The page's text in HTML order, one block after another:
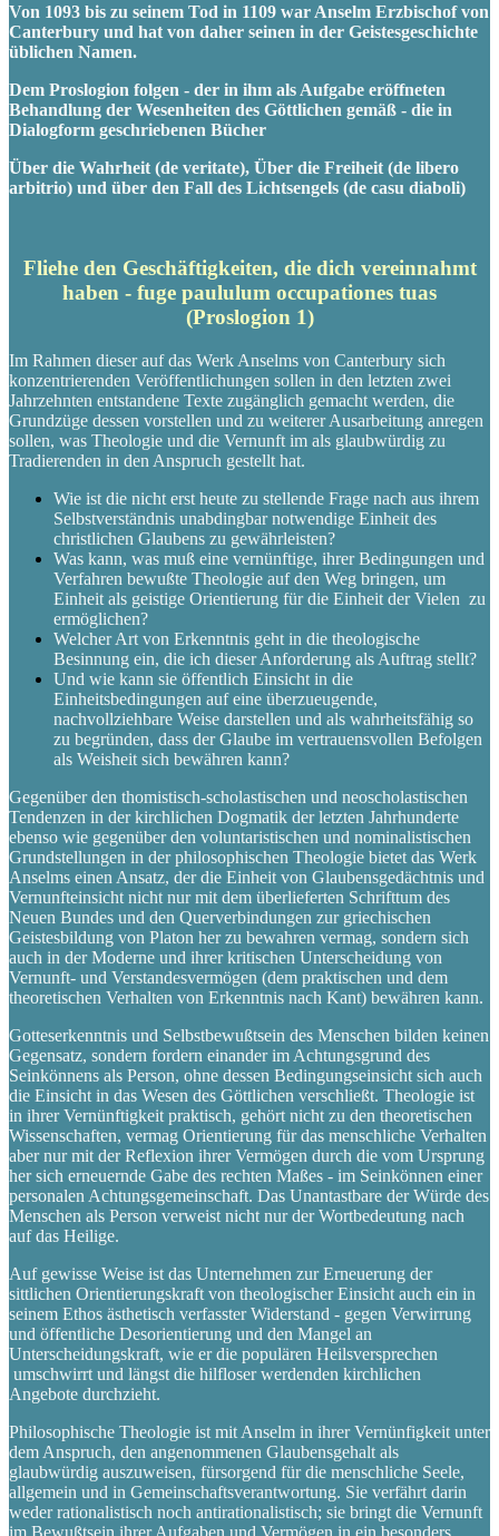
Von 1093 bis zu seinem Tod in 1109 war Anselm Erzbischof von
Canterbury und hat von daher seinen in der Geistesgeschichte
üblichen Namen.
Dem Proslogion folgen - der in ihm als Aufgabe eröffneten
Behandlung der Wesenheiten des Göttlichen gemäß - die in
Dialogform geschriebenen Bücher
Über die Wahrheit (de veritate), Über die Freiheit (de libero
arbitrio) und über den Fall des Lichtsengels (de casu diaboli)
Fliehe den Geschäftigkeiten, die dich vereinnahmt
haben - fuge paululum occupationes tuas
(Proslogion 1)
Im Rahmen dieser auf das Werk Anselms von Canterbury sich
konzentrierenden Veröffentlichungen sollen in den letzten zwei
Jahrzehnten entstandene Texte zugänglich gemacht werden, die
Grundzüge dessen vorstellen und zu weiterer Ausarbeitung anregen
sollen, was Theologie und die Vernunft im als glaubwürdig zu
Tradierenden in den Anspruch gestellt hat.
Wie ist die nicht erst heute zu stellende Frage nach aus ihrem
Selbstverständnis unabdingbar notwendige Einheit des
christlichen Glaubens zu gewährleisten?
Was kann, was muß eine vernünftige, ihrer Bedingungen und
Verfahren bewußte Theologie auf den Weg bringen, um
Einheit als geistige Orientierung für die Einheit der Vielen zu
ermöglichen?
Welcher Art von Erkenntnis geht in die theologische
Besinnung ein, die ich dieser Anforderung als Auftrag stellt?
Und wie kann sie öffentlich Einsicht in die
Einheitsbedingungen auf eine überzueugende,
nachvollziehbare Weise darstellen und als wahrheitsfähig so
zu begründen, dass der Glaube im vertrauensvollen Befolgen
als Weisheit sich bewähren kann?
Gegenüber den thomistisch-scholastischen und neoscholastischen
Tendenzen in der kirchlichen Dogmatik der letzten Jahrhunderte
ebenso wie gegenüber den voluntaristischen und nominalistischen
Grundstellungen in der philosophischen Theologie bietet das Werk
Anselms einen Ansatz, der die Einheit von Glaubensgedächtnis und
Vernunfteinsicht nicht nur mit dem überlieferten Schrifttum des
Neuen Bundes und den Querverbindungen zur griechischen
Geistesbildung von Platon her zu bewahren vermag, sondern sich
auch in der Moderne und ihrer kritischen Unterscheidung von
Vernunft- und Verstandesvermögen (dem praktischen und dem
theoretischen Verhalten von Erkenntnis nach Kant) bewähren kann.
Gotteserkenntnis und Selbstbewußtsein des Menschen bilden keinen
Gegensatz, sondern fordern einander im Achtungsgrund des
Seinkönnens als Person, ohne dessen Bedingungseinsicht sich auch
die Einsicht in das Wesen des Göttlichen verschließt. Theologie ist
in ihrer Vernünftigkeit praktisch, gehört nicht zu den theoretischen
Wissenschaften, vermag Orientierung für das menschliche Verhalten
aber nur mit der Reflexion ihrer Vermögen durch die vom Ursprung
her sich erneuernde Gabe des rechten Maßes - im Seinkönnen einer
personalen Achtungsgemeinschaft. Das Unantastbare der Würde des
Menschen als Person verweist nicht nur der Wortbedeutung nach
auf das Heilige.
Auf gewisse Weise ist das Unternehmen zur Erneuerung der
sittlichen Orientierungskraft von theologischer Einsicht auch ein in
seinem Ethos ästhetisch verfasster Widerstand - gegen Verwirrung
und öffentliche Desorientierung und den Mangel an
Unterscheidungskraft, wie er die populären Heilsversprechen
umschwirrt und längst die hilfloser werdenden kirchlichen
Angebote durchzieht.
Philosophische Theologie ist mit Anselm in ihrer Vernünfigkeit unter
dem Anspruch, den angenommenen Glaubensgehalt als
glaubwürdig auszuweisen, fürsorgend für die menschliche Seele,
allgemein und in Gemeinschaftsverantwortung. Sie verfährt darin
weder rationalistisch noch antirationalistisch; sie bringt die Vernunft